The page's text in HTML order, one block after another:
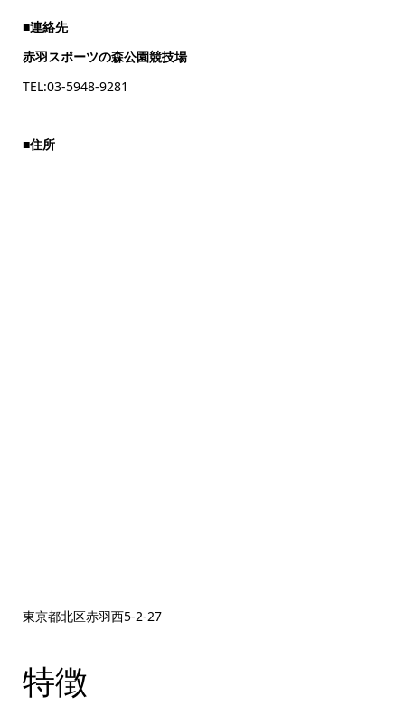
■連絡先
赤羽スポーツの森公園競技場
TEL:03-5948-9281
■住所
東京都北区赤羽西5‐2‐27
特徴